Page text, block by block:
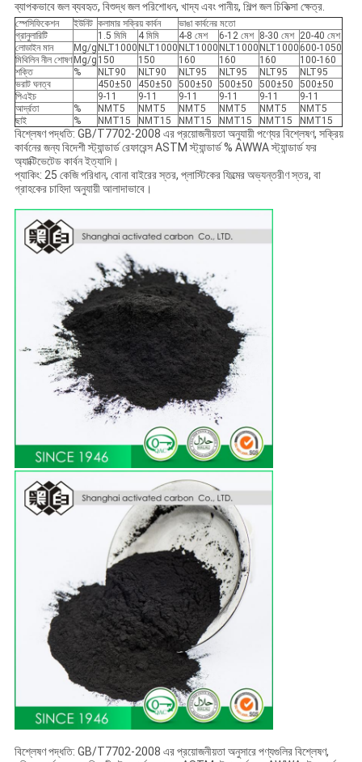
ব্যাপকভাবে জল ব্যবহৃত, বিশুদ্ধ জল পরিশোধন, খাদ্য এবং পানীয়, শিল্প জল চিকিত্সা ক্ষেত্র.
স্পেসিফিকেশন ইউনিট কলামার সক্রিয় কার্বন
ভাঙা কার্বনের মতো
গ্রানুলারিটি
1.5 মিমি 4 মিমি 4-8 মেশ 6-12 মেশ 8-30 মেশ 20-40 মেশ
লোডাইন মান
Mg/g NLT1000 NLT1000 NLT1000 NLT1000 NLT1000 600-1050
মিথিলিন নীল শোষণ Mg/g 150 150 160 160 160
100-160
শক্তি
% NLT90 NLT90 NLT95 NLT95 NLT95
NLT95
ভরাট ঘনত্ব
450±50 450±50 500±50 500±50 500±50
500±50
পিএইচ
9-11 9-11 9-11 9-11 9-11
9-11
আর্দ্রতা
% NMT5 NMT5 NMT5 NMT5 NMT5
NMT5
ছাই
% NMT15 NMT15 NMT15 NMT15 NMT15 NMT15
বিশ্লেষণ পদ্ধতি: GB/T7702-2008 এর প্রয়োজনীয়তা অনুযায়ী পণ্যের বিশ্লেষণ, সক্রিয়
কার্বনের জন্য বিদেশী স্ট্যান্ডার্ড রেফারেন্স ASTM স্ট্যান্ডার্ড % AWWA স্ট্যান্ডার্ড ফর
অ্যাক্টিভেটেড কার্বন ইত্যাদি।
প্যাকিং: 25 কেজি পরিধান, বোনা বাইরের স্তর, প্লাস্টিকের ফিল্মের অভ্যন্তরীণ স্তর, বা
গ্রাহকের চাহিদা অনুযায়ী আলাদাভাবে।
বিশ্লেষণ পদ্ধতি: GB/T7702-2008 এর প্রয়োজনীয়তা অনুসারে পণ্যগুলির বিশ্লেষণ,